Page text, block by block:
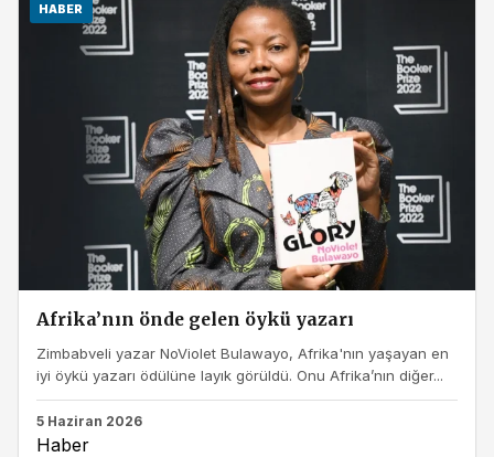
HABER
Afrika’nın önde gelen öykü yazarı
Zimbabveli yazar NoViolet Bulawayo, Afrika'nın yaşayan en
iyi öykü yazarı ödülüne layık görüldü. Onu Afrika’nın diğer...
5 Haziran 2026
Haber